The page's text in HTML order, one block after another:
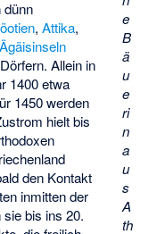
e
B
ä
u
e
ri
n
a
u
s
A
th
dünn
,Attika,
Ägäisinseln
Allein in
1400 etwa
1450 werden
hielt bis
den Kontakt
inmitten der
bis ins 20.